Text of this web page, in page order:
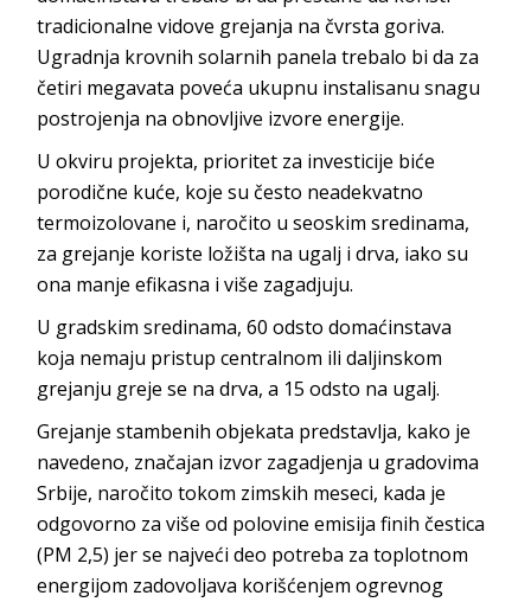
tradicionalne vidove grejanja na čvrsta goriva.
Ugradnja krovnih solarnih panela trebalo bi da za
četiri megavata poveća ukupnu instalisanu snagu
postrojenja na obnovljive izvore energije.
U okviru projekta, prioritet za investicije biće
porodične kuće, koje su često neadekvatno
termoizolovane i, naročito u seoskim sredinama,
za grejanje koriste ložišta na ugalj i drva, iako su
ona manje efikasna i više zagadjuju.
U gradskim sredinama, 60 odsto domaćinstava
koja nemaju pristup centralnom ili daljinskom
grejanju greje se na drva, a 15 odsto na ugalj.
Grejanje stambenih objekata predstavlja, kako je
navedeno, značajan izvor zagadjenja u gradovima
Srbije, naročito tokom zimskih meseci, kada je
odgovorno za više od polovine emisija finih čestica
(PM 2,5) jer se najveći deo potreba za toplotnom
energijom zadovoljava korišćenjem ogrevnog